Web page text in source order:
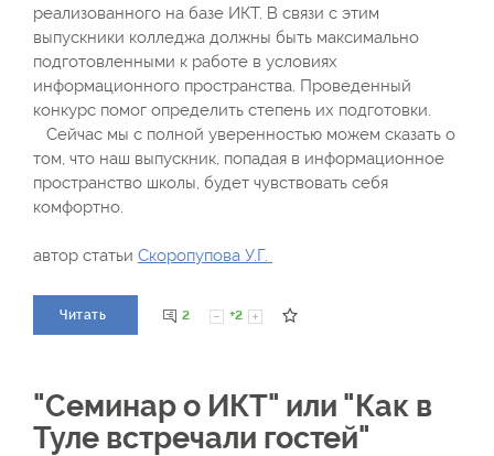
реализованного на базе ИКТ. В связи с этим
выпускники колледжа должны быть максимально
подготовленными к работе в условиях
информационного пространства. Проведенный
конкурс помог определить степень их подготовки.
Сейчас мы с полной уверенностью можем сказать о
том, что наш выпускник, попадая в информационное
пространство школы, будет чувствовать себя
комфортно.
автор статьи Скоропупова У.Г.
Читать 2 +2
"Семинар о ИКТ" или "Как в
Туле встречали гостей"